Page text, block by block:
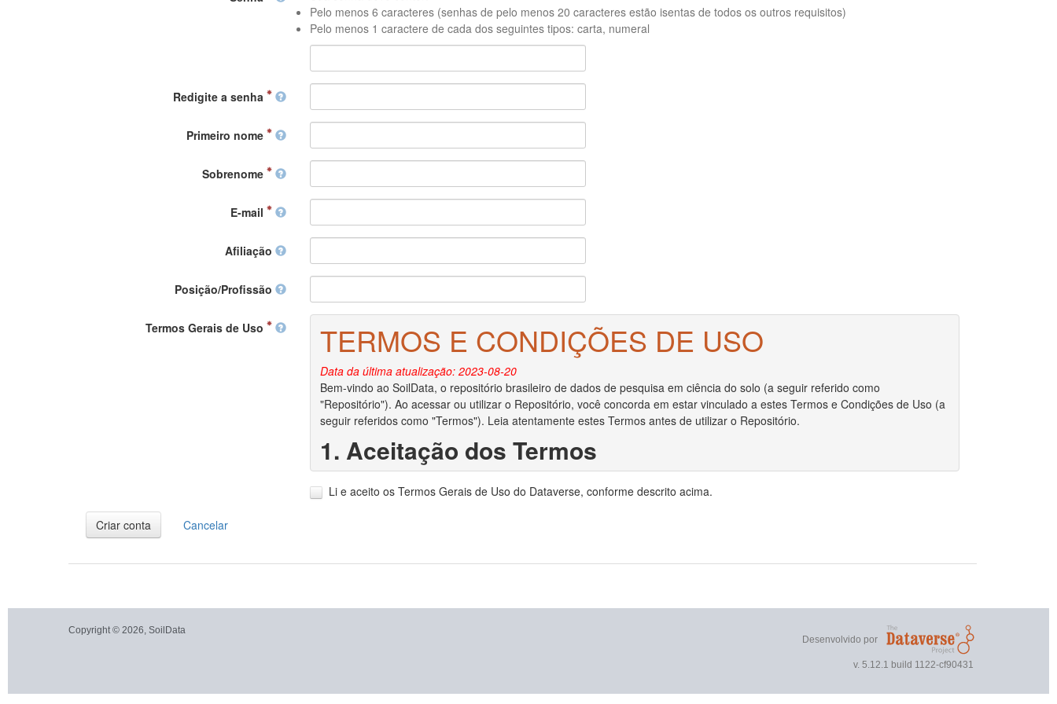
Pelo menos 6 caracteres (senhas de pelo menos 20 caracteres estão isentas de todos os outros requisitos)
Pelo menos 1 caractere de cada dos seguintes tipos: carta, numeral
Redigite a senha
Primeiro nome
Sobrenome
E-mail
Afiliação
Posição/Profissão
Termos Gerais de Uso TERMOS E CONDIÇÕES DE USO
Data da última atualização: 2023-08-20
Bem-vindo ao SoilData, o repositório brasileiro de dados de pesquisa em ciência do solo (a seguir referido como
"Repositório"). Ao acessar ou utilizar o Repositório, você concorda em estar vinculado a estes Termos e Condições de Uso (a
seguir referidos como "Termos"). Leia atentamente estes Termos antes de utilizar o Repositório.
1. Aceitação dos Termos
1.2. Você declara ser o criador/autor dos dados ou ter obtido permissão do criador/autor para depositar qualquer conjunto de
conjunto de dados e você for o proprietário dos direitos autorais, ao aceitar estes Termos, você ainda mantém os direitos
2.2. Se os direitos autorais forem aplicáveis e você não for o proprietário dos direitos autorais, você declara que o proprietário
2.3. Ao depositar dados no Repositório, você concede ao MapBiomas o direito não exclusivo de reproduzir, traduzir e
Li e aceito os Termos Gerais de Uso do Dataverse, conforme descrito acima.
Criar conta Cancelar
Copyright © 2026, SoilData
Desenvolvido por
v. 5.12.1 build 1122-cf90431